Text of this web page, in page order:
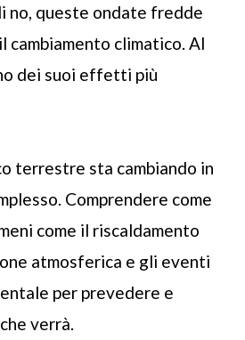
no, queste ondate fredde
cambiamento climatico. Al
dei suoi effetti più
terrestre sta cambiando in
Comprendere come
come il riscaldamento
atmosferica e gli eventi
per prevedere e
verrà.